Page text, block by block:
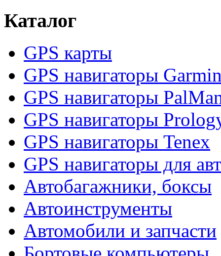
Каталог
GPS карты
GPS навигаторы
GPS навигаторы
GPS навигаторы
GPS навигаторы Tenex
GPS навигаторы для
Автобагажники, боксы
Автоинструменты
Автомобили и запчасти